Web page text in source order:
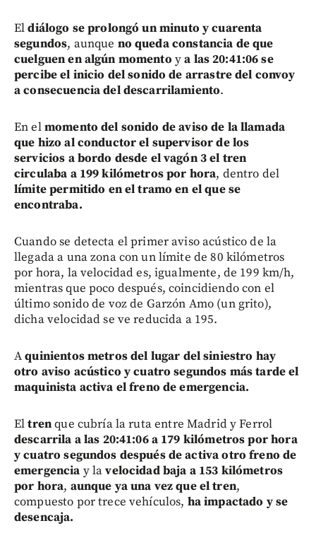
Eldiálogo se prolongó un minuto y cuarenta
segundos, aunque no queda constancia de que
cuelguen en algún momento ya las 20:41:06 se
percibe el inicio del sonido de arrastre del convoy
a consecuencia del descarrilamiento.
En elmomento del sonido de aviso de la llamada
que hizo al conductor el supervisor de los
servicios a bordo desde el vagón 3 el tren
circulaba a 199 kilómetros por hora, dentro del
límite permitido en el tramo en el que se
encontraba.
Cuando se detecta el primer aviso acústico de la
llegada a una zona con un límite de 80 kilómetros
por hora, la velocidad es, igualmente, de 199 km/h,
mientras que poco después, coincidiendo con el
último sonido de voz de Garzón Amo (un grito),
dicha velocidad se ve reducida a 195.
Aquinientos metros del lugar del siniestro hay
otro aviso acústico y cuatro segundos más tarde el
maquinista activa el freno de emergencia.
Eltrenque cubría la ruta entre Madrid y Ferrol
descarrila a las 20:41:06 a 179 kilómetros porhora
y cuatro segundos después de activa otro freno de
emergencia y lavelocidad baja a 153 kilómetros
por hora, aunque ya una vez que el tren,
compuesto por trece vehículos, ha impactado y se
desencaja.